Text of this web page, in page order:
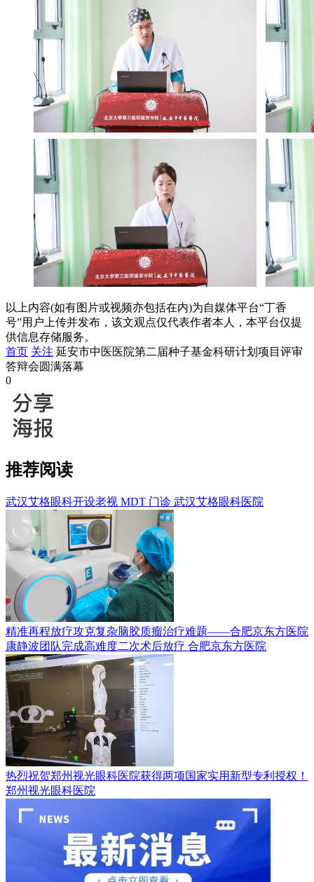
以上内容(如有图片或视频亦包括在内)为自媒体平台“丁香
号”用户上传并发布，该文观点仅代表作者本人，本平台仅提
供信息存储服务。
首页 关注 延安市中医医院第二届种子基金科研计划项目评审
答辩会圆满落幕
0
推荐阅读
武汉艾格眼科开设老视 MDT 门诊 武汉艾格眼科医院
精准再程放疗攻克复杂脑胶质瘤治疗难题——合肥京东方医院
康静波团队完成高难度二次术后放疗 合肥京东方医院
热烈祝贺郑州视光眼科医院获得两项国家实用新型专利授权！
郑州视光眼科医院